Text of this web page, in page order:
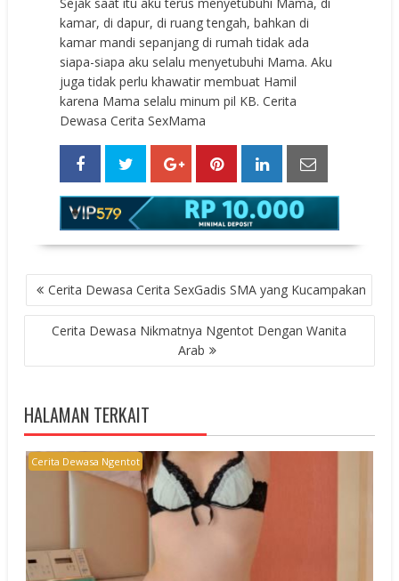
kamar, di dapur, di ruang tengah, bahkan di
kamar mandi sepanjang di rumah tidak ada
siapa-siapa aku selalu menyetubuhi Mama. Aku
juga tidak perlu khawatir membuat Hamil
karena Mama selalu minum pil KB. Cerita
Dewasa Cerita SexMama
POST
NAVIGATION
Cerita Dewasa Cerita SexGadis SMA yang Kucampakan
Cerita Dewasa Nikmatnya Ngentot Dengan Wanita
Arab
HALAMAN TERKAIT
Cerita Dewasa Ngentot